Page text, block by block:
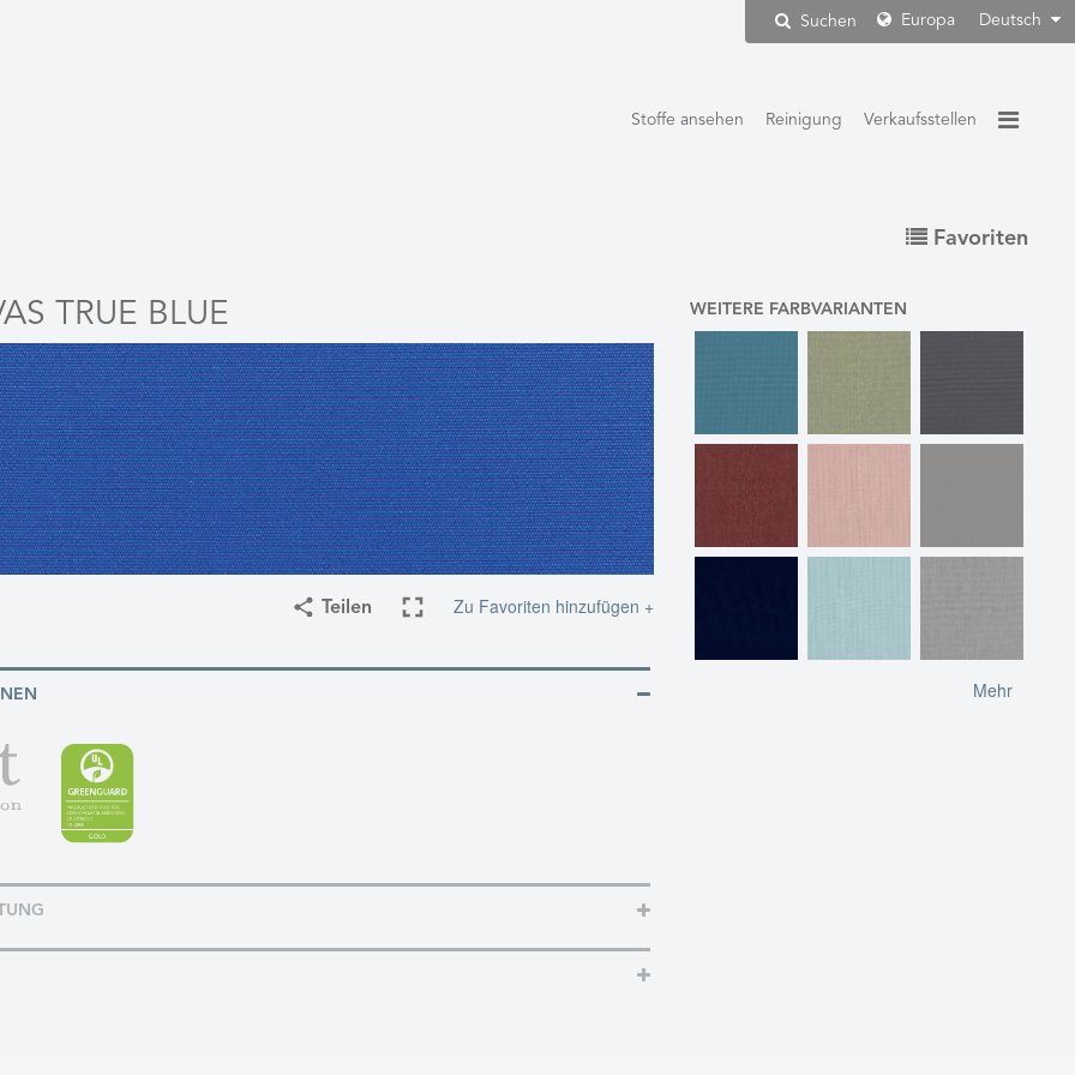
Suchen Europa Deutsch
Stoffe ansehen Reinigung Verkaufsstellen
Favoriten
TRUE BLUE
Teilen Zu Favoriten hinzufügen +
WEITERE FARBVARIANTEN
Mehr